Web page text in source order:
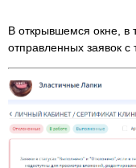
В открывшемся окне, в
отправленных заявок с